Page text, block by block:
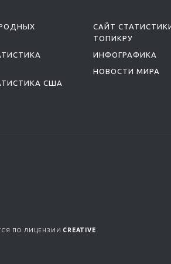
США
САЙТ
ТОПИКРУ
ИНФОГРАФИКА
НОВОСТИ МИРА
ПО ЛИЦЕНЗИИ CREATIVE